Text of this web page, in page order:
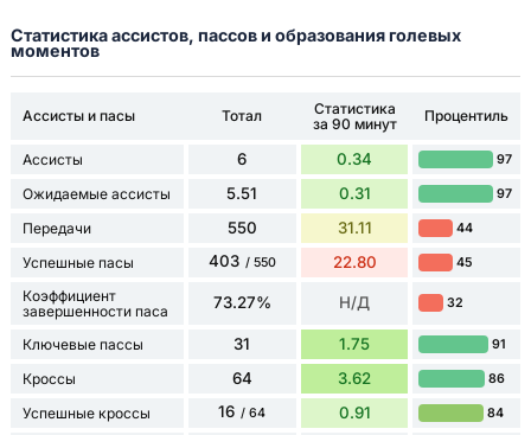
Статистика ассистов, пассов и образования голевых
моментов
Ассисты и пасы Тотал
Статистика
за 90 минут
Процентиль
Ассисты 6 0.34 97
Ожидаемые ассисты 5.51 0.31 97
Передачи 550 31.11 44
Успешные пасы 403 / 550 22.80 45
Коэффициент
завершенности паса
73.27% Н/Д 32
Ключевые пассы 31 1.75 91
Кроссы 64 3.62 86
Успешные кроссы 16 / 64 0.91 84